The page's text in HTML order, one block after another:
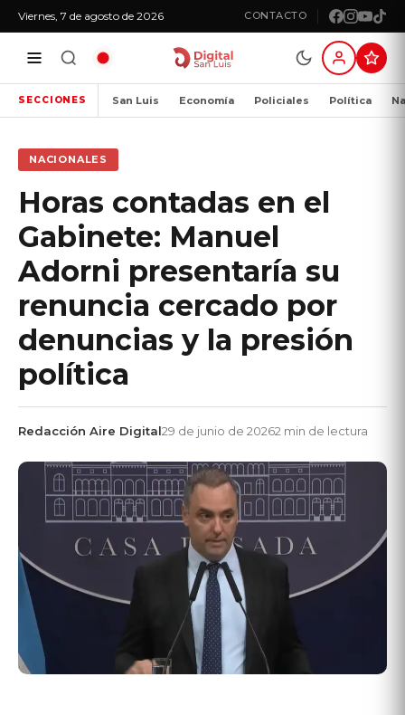
Viernes, 7 de agosto de 2026 CONTACTO
SECCIONES San Luis Economía Policiales Política
NACIONALES
Horas contadas en el
Gabinete: Manuel
Adorni presentaría su
renuncia cercado por
denuncias y la presión
política
Redacción Aire Digital29 de junio de 20262 min de lectura